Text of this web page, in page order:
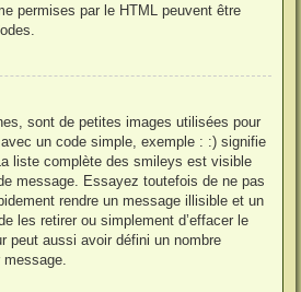
permises par le HTML peuvent être
sont de petites images utilisées pour
un code simple, exemple : :) signifie
liste complète des smileys est visible
message. Essayez toutefois de ne pas
rendre un message illisible et un
les retirer ou simplement d’effacer le
peut aussi avoir défini un nombre